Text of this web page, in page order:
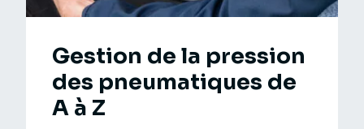
Gestion de la pression
des pneumatiques de
A à Z